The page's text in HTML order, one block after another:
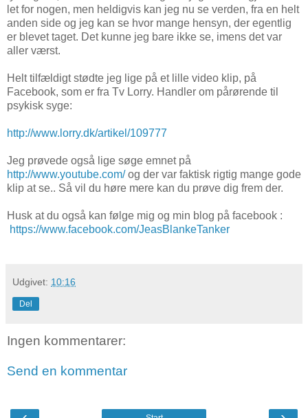
let for nogen, men heldigvis kan jeg nu se verden, fra en helt
anden side og jeg kan se hvor mange hensyn, der egentlig
er blevet taget. Det kunne jeg bare ikke se, imens det var
aller værst.
Helt tilfældigt stødte jeg lige på et lille video klip, på
Facebook, som er fra Tv Lorry. Handler om pårørende til
psykisk syge:
http://www.lorry.dk/artikel/109777
Jeg prøvede også lige søge emnet på
http://www.youtube.com/og der var faktisk rigtig mange gode
klip at se.. Så vil du høre mere kan du prøve dig frem der.
Husk at du også kan følge mig og min blog på facebook :
https://www.facebook.com/JeasBlankeTanker
Udgivet: 10:16
Del
Ingen kommentarer:
Send en kommentar